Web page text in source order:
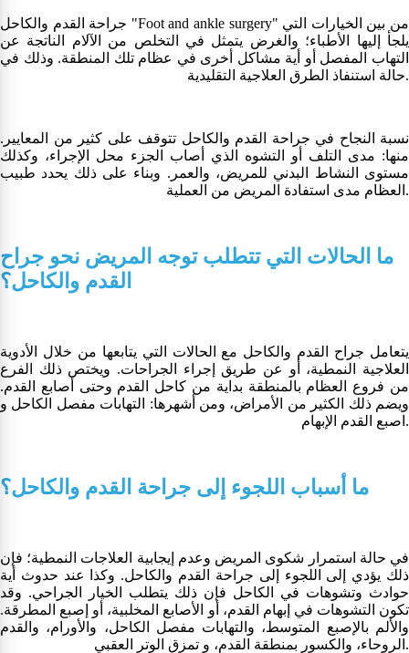
جراحة القدم والكاحل "Foot and ankle surgery" من بين الخيارات التي
يلجأ إليها الأطباء؛ والغرض يتمثل في التخلص من الآلام الناتجة عن
التهاب المفصل أو أية مشاكل أخرى في عظام تلك المنطقة. وذلك في
حالة استنفاذ الطرق العلاجية التقليدية.
نسبة النجاح في جراحة القدم والكاحل تتوقف على كثير من المعايير.
منها: مدى التلف أو التشوه الذي أصاب الجزء محل الإجراء، وكذلك
مستوى النشاط البدني للمريض، والعمر. وبناء على ذلك يحدد طبيب
العظام مدى استفادة المريض من العملية.
ما الحالات التي تتطلب توجه المريض نحو جراح
القدم والكاحل؟
يتعامل جراح القدم والكاحل مع الحالات التي يتابعها من خلال الأدوية
العلاجية النمطية، أو عن طريق إجراء الجراحات. ويختص ذلك الفرع
من فروع العظام بالمنطقة بداية من كاحل القدم وحتى أصابع القدم.
ويضم ذلك الكثير من الأمراض، ومن أشهرها: التهابات مفصل الكاحل و
اصبع القدم الإبهام.
ما أسباب اللجوء إلى جراحة القدم والكاحل؟
في حالة استمرار شكوى المريض وعدم إيجابية العلاجات النمطية؛ فإن
ذلك يؤدي إلى اللجوء إلى جراحة القدم والكاحل. وكذا عند حدوث أية
حوادث وتشوهات في الكاحل فإن ذلك يتطلب الخيار الجراحي. وقد
تكون التشوهات في إبهام القدم، أو الأصابع المخلبية، أو إصبع المطرقة.
والألم بالإصبع المتوسط، والتهابات مفصل الكاحل، والأورام، والقدم
الروحاء، والكسور بمنطقة القدم، و تمزق الوتر العقبي.